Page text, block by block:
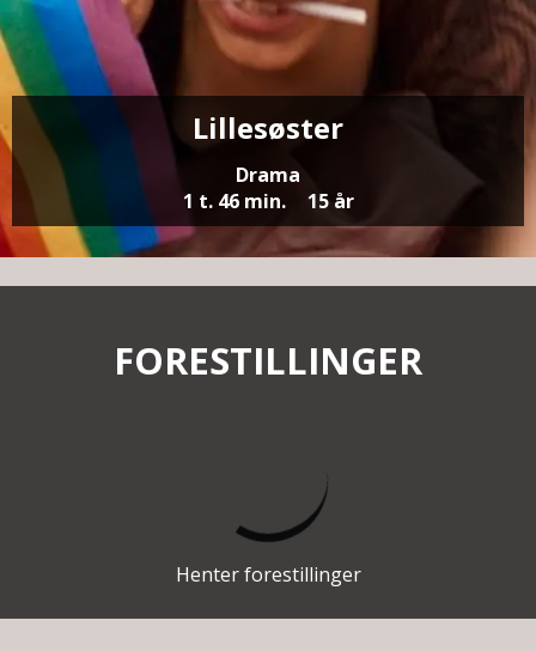
Lillesøster
Drama
1 t. 46 min.
15 år
FORESTILLINGER
Henter forestillinger